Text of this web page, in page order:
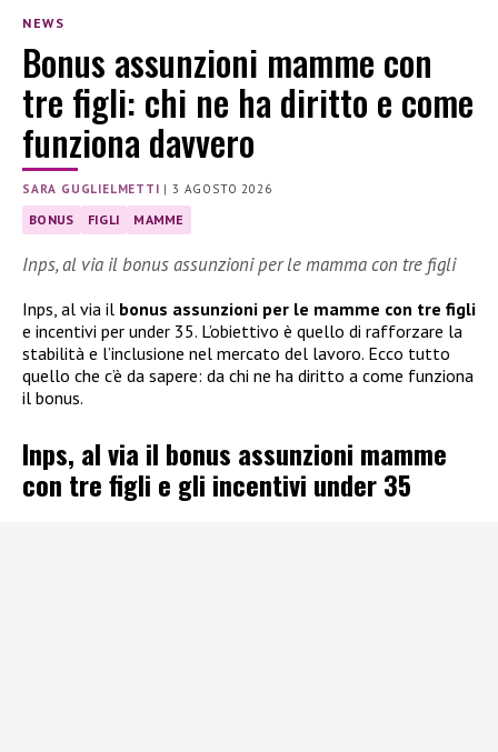
NEWS
Bonus assunzioni mamme con
tre figli: chi ne ha diritto e come
funziona davvero
SARA GUGLIELMETTI |3 AGOSTO 2026
BONUS FIGLI MAMME
Inps, al via il bonus assunzioni per le mamma con tre figli
Inps, al via il bonus assunzioni per le mamme con tre figli
e incentivi per under 35. L’obiettivo è quello di rafforzare la
stabilità e l’inclusione nel mercato del lavoro. Ecco tutto
quello che c’è da sapere: da chi ne ha diritto a come funziona
il bonus.
Inps, al via il bonus assunzioni mamme
con tre figli e gli incentivi under 35